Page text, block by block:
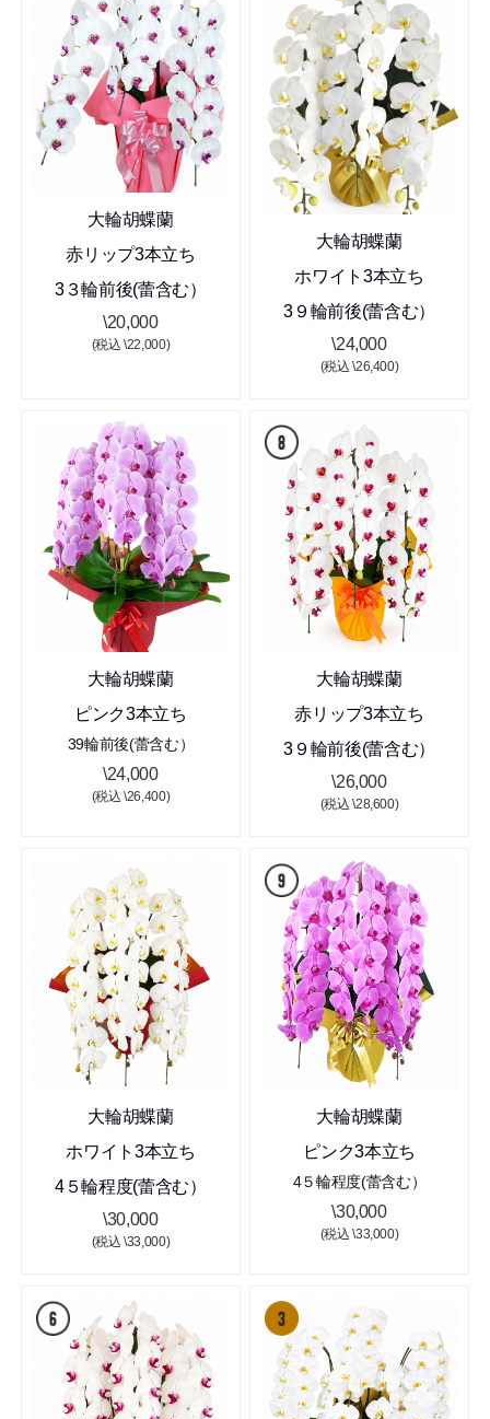
大輪胡蝶蘭
赤リップ3本立ち
3３輪前後(蕾含む）
\20,000
(税込 \22,000)
大輪胡蝶蘭
ホワイト3本立ち
3９輪前後(蕾含む）
\24,000
(税込 \26,400)
大輪胡蝶蘭
ピンク3本立ち
39輪前後(蕾含む）
\24,000
(税込 \26,400)
大輪胡蝶蘭
赤リップ3本立ち
3９輪前後(蕾含む）
\26,000
(税込 \28,600)
大輪胡蝶蘭
ホワイト3本立ち
4５輪程度(蕾含む）
\30,000
(税込 \33,000)
大輪胡蝶蘭
ピンク3本立ち
4５輪程度(蕾含む）
\30,000
(税込 \33,000)